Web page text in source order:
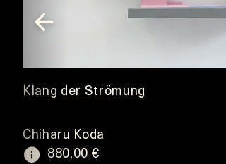
Klang der Strömung
Chiharu Koda
880,00 €